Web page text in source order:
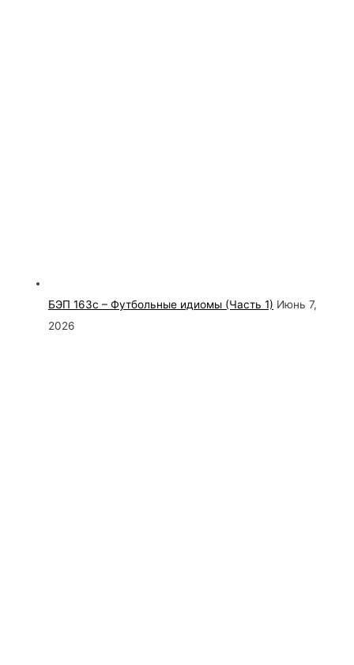
БЭП 163с – Футбольные идиомы (Часть 1) Июнь 7,
2026